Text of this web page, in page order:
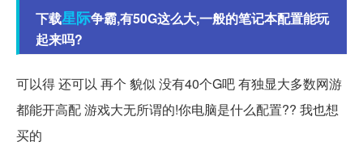
下载星际争霸,有50G这么大,一般的笔记本配置能玩
起来吗?
可以得 还可以 再个 貌似 没有40个G吧 有独显大多数网游
都能开高配 游戏大无所谓的!你电脑是什么配置?? 我也想
买的